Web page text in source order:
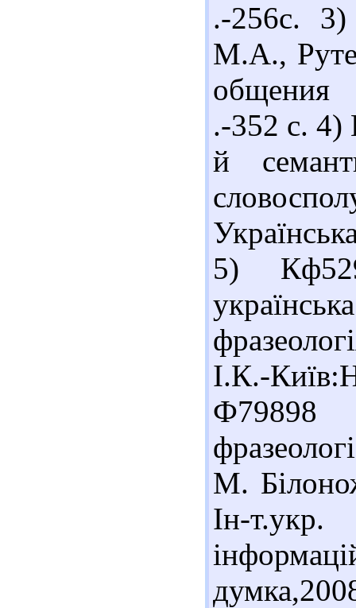
.-256с.
М.А.,
общения
.-352 с. 4)
й
5)
І.К.-
М.
Ін-